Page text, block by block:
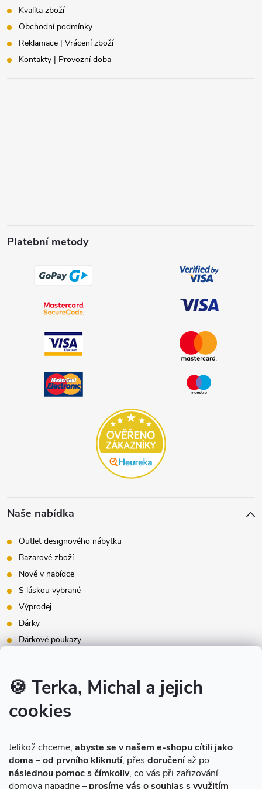
🍪 Terka, Michal a jejich
cookies
Jelikož chceme, abyste se v našem e-shopu cítili jako
doma –od prvního kliknutí, přes doručeníaž po
následnou pomoc s čímkoliv, co vás při zařizování
domova napadne – prosíme vás o souhlas s využitím
Kvalita zboží
Obchodní podmínky
Reklamace | Vrácení zboží
Kontakty | Provozní doba
Platební metody
Naše nabídka
Outlet designového nábytku
Bazarové zboží
Nově v nabídce
S láskou vybrané
Výprodej
Dárky
Dárkové poukazy
Instagram